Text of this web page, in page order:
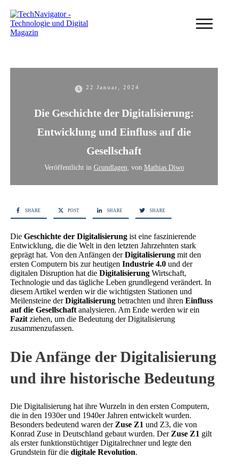
22 Januar, 2024
Die Geschichte der Digitalisierung:
Entwicklung und Einfluss auf die
Gesellschaft
Veröffentlicht in Grundlagen, von Mathias Diwo
SHARE POST SHARE SHARE
Die Geschichte der Digitalisierung ist eine faszinierende
Entwicklung, die die Welt in den letzten Jahrzehnten stark
geprägt hat. Von den Anfängen derDigitalisierung mit den
ersten Computern bis zur heutigen Industrie 4.0 und der
digitalen Disruption hat die Digitalisierung Wirtschaft,
Technologie und das tägliche Leben grundlegend verändert. In
diesem Artikel werden wir die wichtigsten Stationen und
Meilensteine derDigitalisierung betrachten und ihren Einfluss
auf die Gesellschaft analysieren. Am Ende werden wir ein
Fazit ziehen, um die Bedeutung der Digitalisierung
zusammenzufassen.
Die Anfänge der Digitalisierung
und ihre historische Bedeutung
Die Digitalisierung hat ihre Wurzeln in den ersten Computern,
die in den 1930er und 1940er Jahren entwickelt wurden.
Besonders bedeutend waren der Zuse Z1 und Z3, die von
Konrad Zuse in Deutschland gebaut wurden. Der Zuse Z1 gilt
als erster funktionstüchtiger Digitalrechner und legte den
Grundstein für die digitale Revolution.